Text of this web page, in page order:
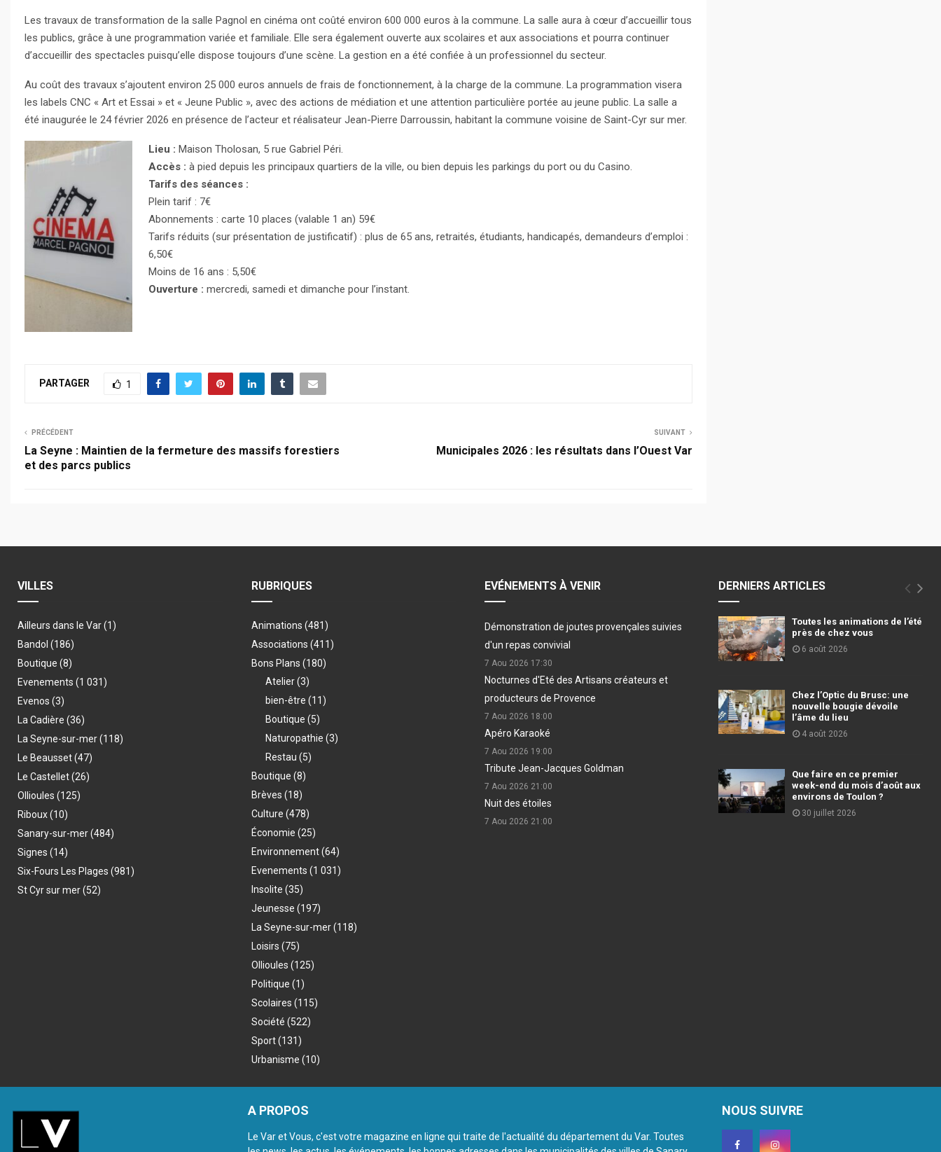
Les travaux de transformation de la salle Pagnol en cinéma ont coûté environ 600 000 euros à la commune. La salle aura à cœur d’accueillir tous
les publics, grâce à une programmation variée et familiale. Elle sera également ouverte aux scolaires et aux associations et pourra continuer
d’accueillir des spectacles puisqu’elle dispose toujours d’une scène. La gestion en a été confiée à un professionnel du secteur.
Au coût des travaux s’ajoutent environ 25 000 euros annuels de frais de fonctionnement, à la charge de la commune. La programmation visera
les labels CNC « Art et Essai » et « Jeune Public », avec des actions de médiation et une attention particulière portée au jeune public. La salle a
été inaugurée le 24 février 2026 en présence de l’acteur et réalisateur Jean-Pierre Darroussin, habitant la commune voisine de Saint-Cyr sur mer.
Lieu : Maison Tholosan, 5 rue Gabriel Péri.
Accès : à pied depuis les principaux quartiers de la ville, ou bien depuis les parkings du port ou du Casino.
Tarifs des séances :
Plein tarif : 7€
Abonnements : carte 10 places (valable 1 an) 59€
Tarifs réduits (sur présentation de justificatif) : plus de 65 ans, retraités, étudiants, handicapés, demandeurs d’emploi :
6,50€
Moins de 16 ans : 5,50€
Ouverture : mercredi, samedi et dimanche pour l’instant.
PARTAGER 1
PRÉCÉDENT
La Seyne : Maintien de la fermeture des massifs forestiers
et des parcs publics
SUIVANT
Municipales 2026 : les résultats dans l’Ouest Var
VILLES
Ailleurs dans le Var(1)
Bandol (186)
Boutique (8)
Evenements (1 031)
Evenos (3)
La Cadière (36)
La Seyne-sur-mer(118)
Le Beausset(47)
Le Castellet(26)
Ollioules (125)
Riboux(10)
Sanary-sur-mer(484)
Signes (14)
Six-Fours Les Plages (981)
St Cyr sur mer(52)
RUBRIQUES
Animations (481)
Associations (411)
Bons Plans (180)
Atelier(3)
bien-être (11)
Boutique (5)
Naturopathie (3)
Restau (5)
Boutique (8)
Brèves (18)
Culture (478)
Économie (25)
Environnement(64)
Evenements (1 031)
Insolite (35)
Jeunesse (197)
La Seyne-sur-mer(118)
Loisirs (75)
Ollioules (125)
Politique (1)
Scolaires (115)
Société (522)
Sport(131)
Urbanisme (10)
EVÉNEMENTS À VENIR
Démonstration de joutes provençales suivies
d'un repas convivial
7 Aou 2026 17:30
Nocturnes d'Eté des Artisans créateurs et
producteurs de Provence
7 Aou 2026 18:00
Apéro Karaoké
7 Aou 2026 19:00
Tribute Jean-Jacques Goldman
7 Aou 2026 21:00
Nuit des étoiles
7 Aou 2026 21:00
DERNIERS ARTICLES
Toutes les animations de l’été
près de chez vous
6 août 2026
Chez l’Optic du Brusc: une
nouvelle bougie dévoile
l’âme du lieu
4 août 2026
Que faire en ce premier
week-end du mois d’août aux
environs de Toulon ?
30 juillet 2026
A PROPOS
Le Var et Vous, c'est votre magazine en ligne qui traite de l'actualité du département du Var. Toutes
NOUS SUIVRE